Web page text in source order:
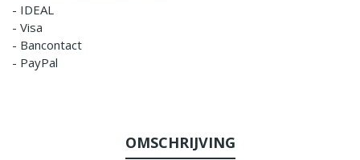
- IDEAL
- Visa
- Bancontact
- PayPal
OMSCHRIJVING